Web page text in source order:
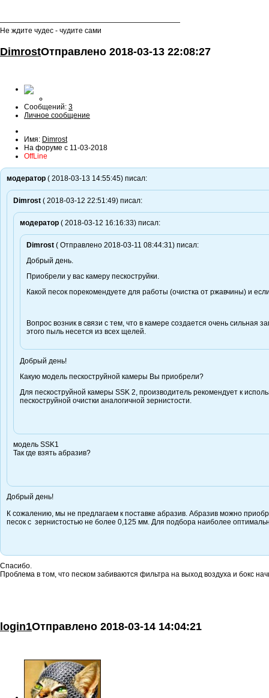
—————————————————————————
Не ждите чудес - чудите сами
DimrostОтправлено 2018-03-13 22:08:27
Сообщений: 3
Личное сообщение
Имя: Dimrost
На форуме с 11-03-2018
OffLine
модератор ( 2018-03-13 14:55:45) писал:
Dimrost ( 2018-03-12 22:51:49) писал:
модератор ( 2018-03-12 16:16:33) писал:
Dimrost ( Отправлено 2018-03-11 08:44:31) писал:
Добрый день.
Приобрели у вас камеру пескоструйки.
Какой песок порекомендуете для работы (очистка от ржавчины) и
Вопрос возник в связи с тем, что в камере создается очень сильная
этого пыль несется из всех щелей.
Добрый день!
Какую модель пескоструйной камеры Вы приобрели?
Для пескоструйной камеры SSK 2, производитель рекомендует к
пескоструйной очистки аналогичной зернистости.
модель SSK1
Так где взять абразив?
Добрый день!
К сожалению, мы не предлагаем к поставке абразив. Абразив можно
песок с зернистостью не более 0,125 мм. Для подбора наиболее
Спасибо.
Проблема в том, что песком забиваются фильтра на выход воздуха и бокс
login1Отправлено 2018-03-14 14:04:21